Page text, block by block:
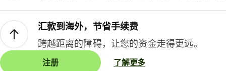
汇款到海外，节省手续费
跨越距离的障碍，让您的资金走得更远。
注册 了解更多